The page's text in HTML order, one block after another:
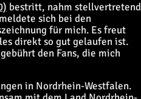
bestritt, nahm stellvertretend
sich bei den
für mich. Es freut
direkt so gut gelaufen ist.
den Fans, die mich
in Nordrhein-Westfalen.